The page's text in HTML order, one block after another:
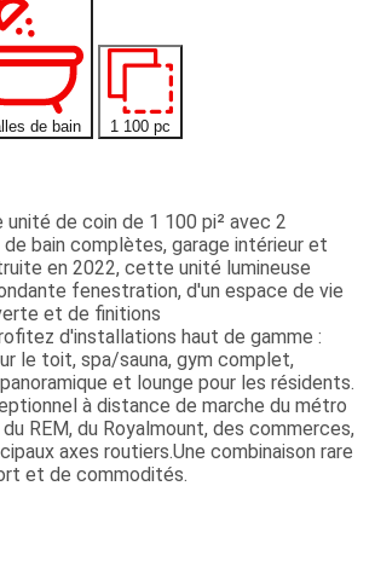
de bain 1 100 pc
de coin de 1 100 pi² avec 2
bain complètes, garage intérieur et
en 2022, cette unité lumineuse
fenestration, d'un espace de vie
et de finitions
d'installations haut de gamme :
le toit, spa/sauna, gym complet,
et lounge pour les résidents.
à distance de marche du métro
REM, du Royalmount, des commerces,
axes routiers.Une combinaison rare
et de commodités.